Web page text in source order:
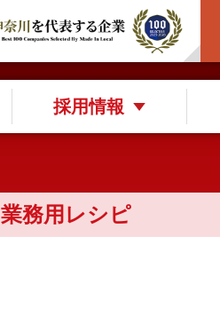
採用情報
業務用レシピ